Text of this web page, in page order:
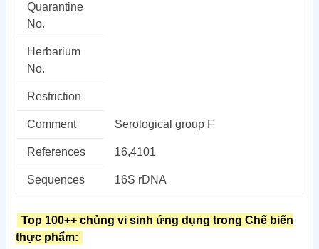
Quarantine
No.
Herbarium
No.
Restriction
Comment Serological group F
References 16,4101
Sequences 16S rDNA
Top 100++ chủng vi sinh ứng dụng trong Chế biến
thực phẩm: